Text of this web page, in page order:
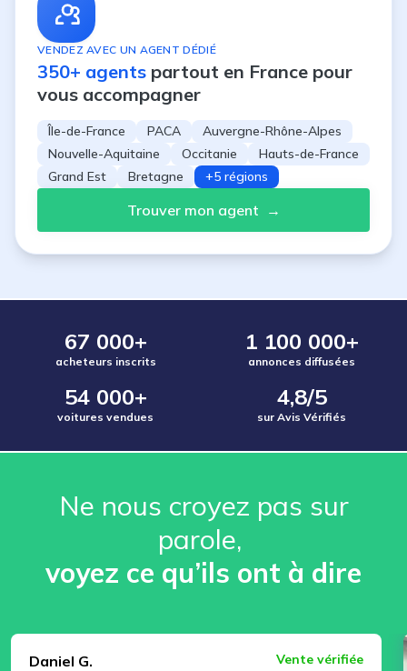
VENDEZ AVEC UN AGENT DÉDIÉ
350+ agents partout en France pour
vous accompagner
Île-de-France PACA
Auvergne-Rhône-Alpes
Nouvelle-Aquitaine
Occitanie
Hauts-de-France
Grand Est
Bretagne +5 régions
Trouver mon agent →
67 000+
acheteurs inscrits
1 100 000+
annonces diffusées
54 000+
voitures vendues
4,8/5
sur Avis Vérifiés
Ne nous croyez pas sur
parole, ️
voyez ce qu’ils ont à dire
Daniel G.
Vente vérifiée